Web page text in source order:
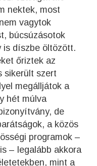
nektek, most
vagytok
búcsúzásotok
is díszbe öltözött.
őriztek az
sikerült szert
megálljátok a
hét múlva
de
a közös
programok –
– legalább akkora
mint a